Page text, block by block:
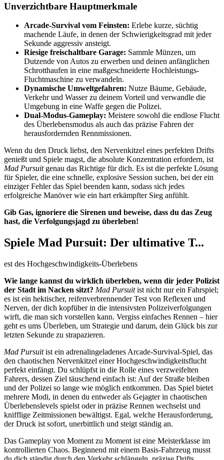
Unverzichtbare Hauptmerkmale
Arcade-Survival vom Feinsten: Erlebe kurze, süchtig
machende Läufe, in denen der Schwierigkeitsgrad mit jeder
Sekunde aggressiv ansteigt.
Riesige freischaltbare Garage: Sammle Münzen, um
Dutzende von Autos zu erwerben und deinen anfänglichen
Schrotthaufen in eine maßgeschneiderte Hochleistungs-
Fluchtmaschine zu verwandeln.
Dynamische Umweltgefahren: Nutze Bäume, Gebäude,
Verkehr und Wasser zu deinem Vorteil und verwandle die
Umgebung in eine Waffe gegen die Polizei.
Dual-Modus-Gameplay: Meistere sowohl die endlose Flucht
des Überlebensmodus als auch das präzise Fahren der
herausfordernden Rennmissionen.
Wenn du den Druck liebst, den Nervenkitzel eines perfekten Drifts
genießt und Spiele magst, die absolute Konzentration erfordern, ist
Mad Pursuitgenau das Richtige für dich. Es ist die perfekte Lösung
für Spieler, die eine schnelle, explosive Session suchen, bei der ein
einziger Fehler das Spiel beenden kann, sodass sich jedes
erfolgreiche Manöver wie ein hart erkämpfter Sieg anfühlt.
Gib Gas, ignoriere die Sirenen und beweise, dass du das Zeug
hast, die Verfolgungsjagd zu überleben!
Spiele Mad Pursuit: Der ultimative T...
est des Hochgeschwindigkeits-Überlebens
Wie lange kannst du wirklich überleben, wenn dir jeder Polizist
der Stadt im Nacken sitzt? Mad Pursuitist nicht nur ein Fahrspiel;
es ist ein hektischer, reifenverbrennender Test von Reflexen und
Nerven, der dich kopfüber in die intensivsten Polizeiverfolgungen
wirft, die man sich vorstellen kann. Vergiss einfaches Rennen – hier
geht es ums Überleben, um Strategie und darum, dein Glück bis zur
letzten Sekunde zu strapazieren.
Mad Pursuitist ein adrenalingeladenes Arcade-Survival-Spiel, das
den chaotischen Nervenkitzel einer Hochgeschwindigkeitsflucht
perfekt einfängt. Du schlüpfst in die Rolle eines verzweifelten
Fahrers, dessen Ziel täuschend einfach ist: Auf der Straße bleiben
und der Polizei so lange wie möglich entkommen. Das Spiel bietet
mehrere Modi, in denen du entweder als Gejagter in chaotischen
Überlebenslevels spielst oder in präzise Rennen wechselst und
knifflige Zeitmissionen bewältigst. Egal, welche Herausforderung,
der Druck ist sofort, unerbittlich und steigt ständig an.
Das Gameplay von Moment zu Moment ist eine Meisterklasse im
kontrollierten Chaos. Beginnend mit einem Basis-Fahrzeug musst